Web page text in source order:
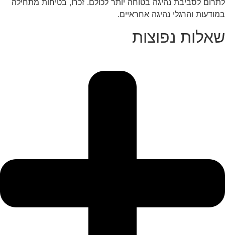
לסביבת נהיגה בטוחה יותר לכולם. זכרו, בטיחות מתחילה
והרגלי נהיגה אחראיים.
נפוצות